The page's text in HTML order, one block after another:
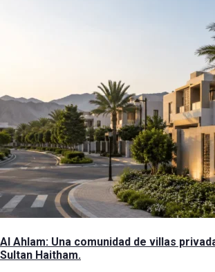
Al Ahlam: Una comunidad de villas
Sultan Haitham.